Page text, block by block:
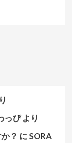
っぴより
？ にSORA